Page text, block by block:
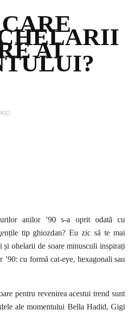
AI
anilor ’90 s-a oprit odată cu
tip ghiozdan? Eu zic să te mai
și ohelarii de soare minusculi inspirați
cu formă cat-eye, hexagonali sau
pentru revenirea acestui trend sunt
ale momentului Bella Hadid, Gigi